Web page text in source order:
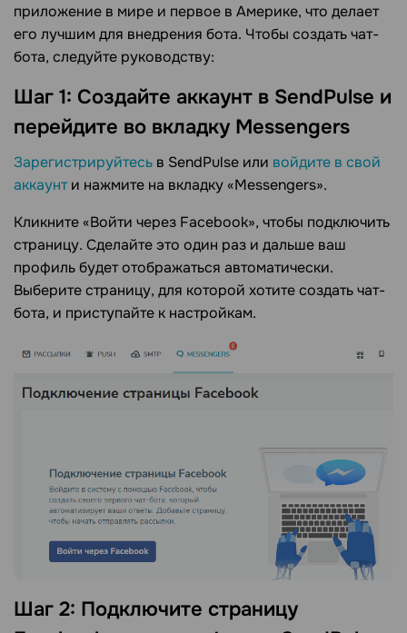
приложение в мире и первое в Америке, что делает
его лучшим для внедрения бота. Чтобы создать чат-
бота, следуйте руководству:
Шаг 1: Создайте аккаунт в SendPulse и
перейдите во вкладку Messengers
Зарегистрируйтесь в SendPulse или войдите в свой
аккаунти нажмите на вкладку «Messengers».
Кликните «Войти через Facebook», чтобы подключить
страницу. Сделайте это один раз и дальше ваш
профиль будет отображаться автоматически.
Выберите страницу, для которой хотите создать чат-
бота, и приступайте к настройкам.
Шаг 2: Подключите страницу